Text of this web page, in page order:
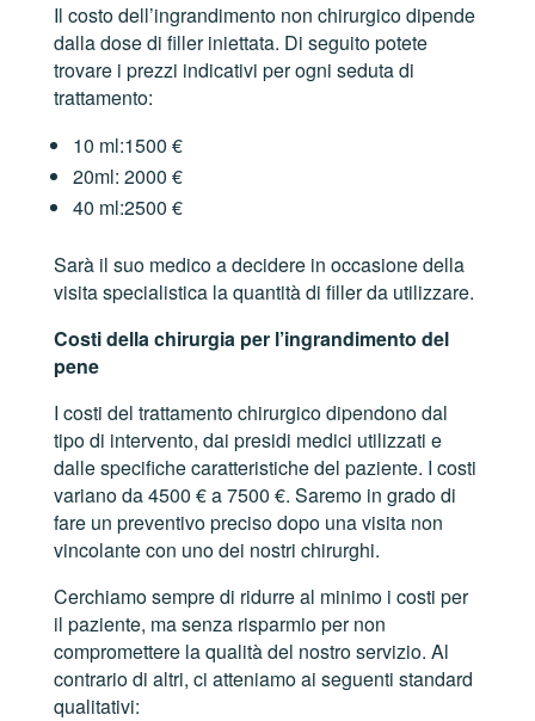
Il costo dell’ingrandimento non chirurgico dipende
dalla dose di filler iniettata. Di seguito potete
trovare i prezzi indicativi per ogni seduta di
trattamento:
10 ml:1500 €
20ml: 2000 €
40 ml:2500 €
Sarà il suo medico a decidere in occasione della
visita specialistica la quantità di filler da utilizzare.
Costi della chirurgia per l’ingrandimento del
pene
I costi del trattamento chirurgico dipendono dal
tipo di intervento, dai presidi medici utilizzati e
dalle specifiche caratteristiche del paziente. I costi
variano da 4500 € a 7500 €. Saremo in grado di
fare un preventivo preciso dopo una visita non
vincolante con uno dei nostri chirurghi.
Cerchiamo sempre di ridurre al minimo i costi per
il paziente, ma senza risparmio per non
compromettere la qualità del nostro servizio. Al
contrario di altri, ci atteniamo ai seguenti standard
qualitativi: